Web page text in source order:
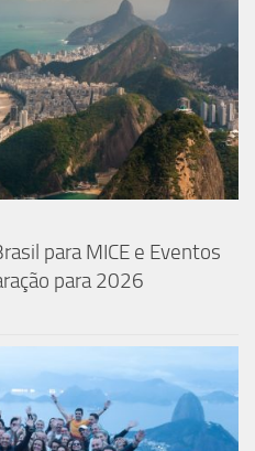
para MICE e Eventos
para 2026